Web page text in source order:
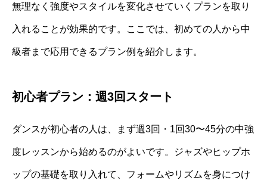
無理なく強度やスタイルを変化させていくプランを取り
入れることが効果的です。ここでは、初めての人から中
級者まで応用できるプラン例を紹介します。
初心者プラン：週3回スタート
ダンスが初心者の人は、まず週3回・1回30〜45分の中強
度レッスンから始めるのがよいです。ジャズやヒップホ
ップの基礎を取り入れて、フォームやリズムを身につけ